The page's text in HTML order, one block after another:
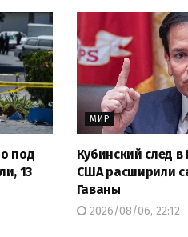
под
13
МИР
Кубинский след
США расширили
Гаваны
2026/08/06, 22:12